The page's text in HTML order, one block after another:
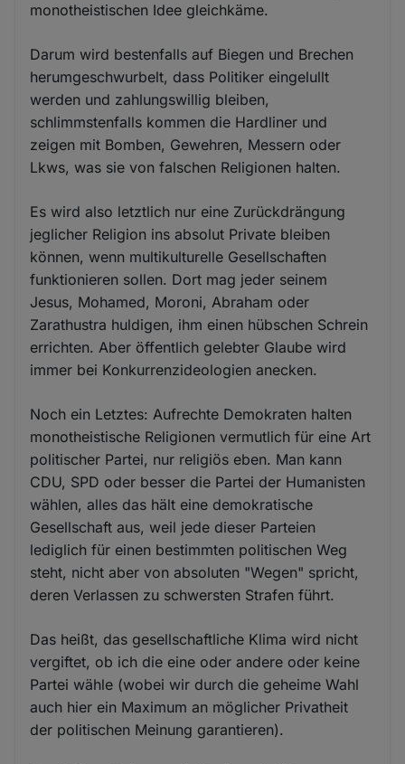
monotheistischen Idee gleichkäme.
Darum wird bestenfalls auf Biegen und Brechen
herumgeschwurbelt, dass Politiker eingelullt
werden und zahlungswillig bleiben,
schlimmstenfalls kommen die Hardliner und
zeigen mit Bomben, Gewehren, Messern oder
Lkws, was sie von falschen Religionen halten.
Es wird also letztlich nur eine Zurückdrängung
jeglicher Religion ins absolut Private bleiben
können, wenn multikulturelle Gesellschaften
funktionieren sollen. Dort mag jeder seinem
Jesus, Mohamed, Moroni, Abraham oder
Zarathustra huldigen, ihm einen hübschen Schrein
errichten. Aber öffentlich gelebter Glaube wird
immer bei Konkurrenzideologien anecken.
Noch ein Letztes: Aufrechte Demokraten halten
monotheistische Religionen vermutlich für eine Art
politischer Partei, nur religiös eben. Man kann
CDU, SPD oder besser die Partei der Humanisten
wählen, alles das hält eine demokratische
Gesellschaft aus, weil jede dieser Parteien
lediglich für einen bestimmten politischen Weg
steht, nicht aber von absoluten "Wegen" spricht,
deren Verlassen zu schwersten Strafen führt.
Das heißt, das gesellschaftliche Klima wird nicht
vergiftet, ob ich die eine oder andere oder keine
Partei wähle (wobei wir durch die geheime Wahl
auch hier ein Maximum an möglicher Privatheit
der politischen Meinung garantieren).